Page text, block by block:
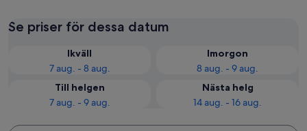
Nauru
Se priser för dessa datum
Ikväll
7 aug. - 8 aug.
Imorgon
8 aug. - 9 aug.
Till helgen
7 aug. - 9 aug.
Nästa helg
14 aug. - 16 aug.